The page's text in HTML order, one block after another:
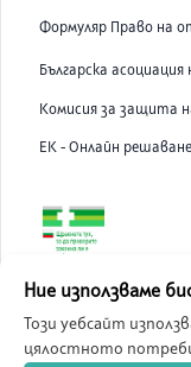
Формуляр Право на
Българска
Комисия за защита
ЕК - Онлайн
ABC Pharmacy
Агенция по
Ние използваме
Този уебсайт
цялостното